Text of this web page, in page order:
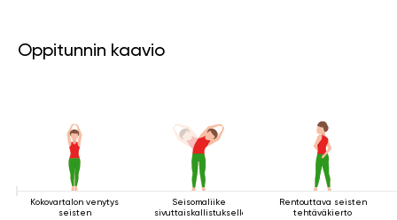
Oppitunnin kaavio
Kokovartalon venytys
seisten
Seisomaliike
sivuttaiskallistuksella
Rentouttava seisten
tehtäväkierto